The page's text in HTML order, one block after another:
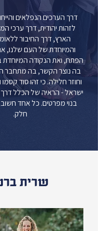
דרך הערכים הנפלאים
לזהות יהודית, דרך ערכי
הארץ, דרך החיבור
והמיוחדת של העם שלנו,
הפתח, ואת הנקודה
בה נוצר הקשר, בה מתחבר
וחוזר חלילה. כי זהו סוד
ישראל - הראיה של הכלל
בנוי מפרטים. כל אחד
חלק.
שרית